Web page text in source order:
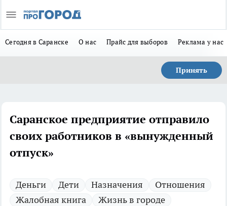
Сегодня в Саранске О нас Прайс для выборов Реклама у нас
Принять
Саранское предприятие отправило
своих работников в «вынужденный
отпуск»
Деньги Дети Назначения
Отношения
Жалобная книга
Жизнь в городе